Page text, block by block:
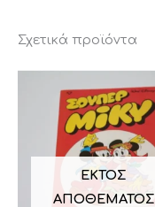
Σχετικά προϊόντα
ΕΚΤΌΣ
ΑΠΟΘΈΜΑΤΟΣ